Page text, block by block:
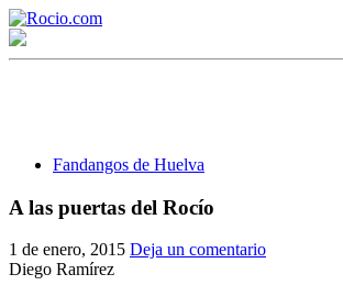
Fandangos de Huelva
A las puertas del Rocío
1 de enero, 2015 Deja un comentario
Diego Ramírez
¡Bienvenido! Soy el asistente virtual de